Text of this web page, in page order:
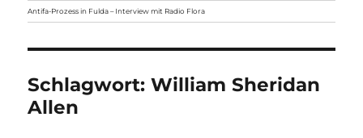
Antifa-Prozess in Fulda – Interview mit Radio Flora
Schlagwort:William Sheridan
Allen